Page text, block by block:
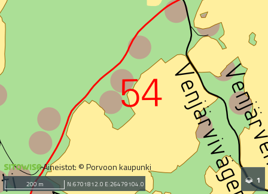
Aineistot: © Porvoon kaupunki
200 m N:6701812.0 E:26479104.0 1